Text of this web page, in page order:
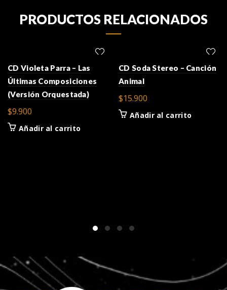
PRODUCTOS RELACIONADOS
CD Violeta Parra – Las
Últimas Composiciones
(Versión Orquestada)
$9.900
Añadir al carrito
CD Soda Stereo – Canción
Animal
$15.900
Añadir al carrito